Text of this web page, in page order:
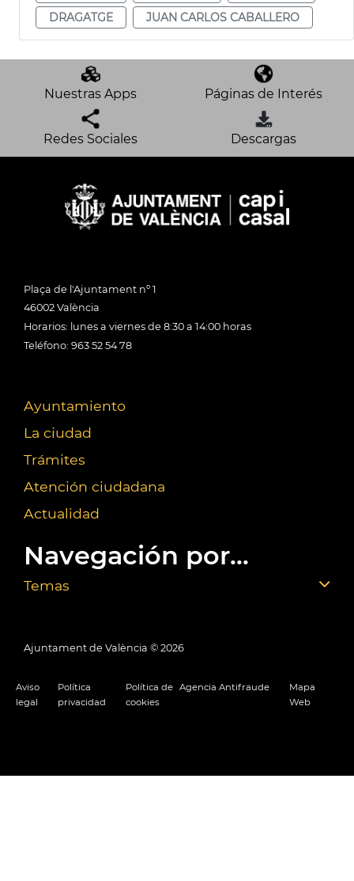
DRAGATGE
JUAN CARLOS CABALLERO
Nuestras Apps Páginas de Interés
Redes Sociales Descargas
Plaça de l'Ajuntament nº 1
46002 València
Horarios: lunes a viernes de 8:30 a 14:00 horas
Teléfono: 963 52 54 78
Ayuntamiento
La ciudad
Trámites
Atención ciudadana
Actualidad
Navegación por...
Temas
Ajuntament de València © 2026
Aviso
legal
Política
privacidad
Política de
cookies
Agencia Antifraude
Mapa
Web